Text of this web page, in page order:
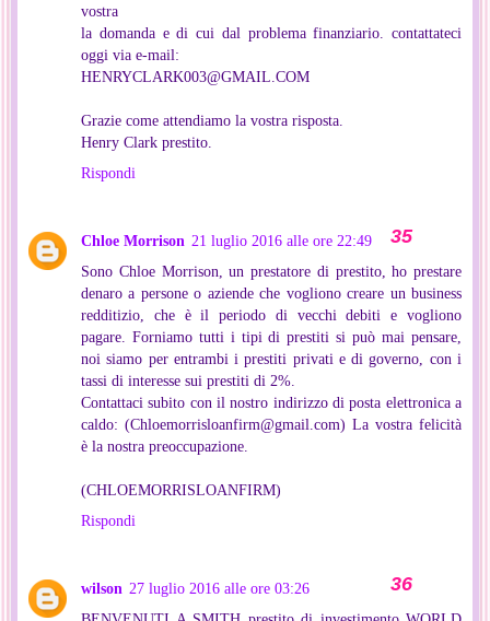
vostra
la domanda e di cui dal problema finanziario. contattateci
oggi via e-mail:
HENRYCLARK003@GMAIL.COM
Grazie come attendiamo la vostra risposta.
Henry Clark prestito.
Rispondi
Chloe Morrison 21 luglio 2016 alle ore 22:49
Sono Chloe Morrison, un prestatore di prestito, ho prestare
denaro a persone o aziende che vogliono creare un business
redditizio, che è il periodo di vecchi debiti e vogliono
pagare. Forniamo tutti i tipi di prestiti si può mai pensare,
noi siamo per entrambi i prestiti privati e di governo, con i
tassi di interesse sui prestiti di 2%.
Contattaci subito con il nostro indirizzo di posta elettronica a
caldo: (Chloemorrisloanfirm@gmail.com) La vostra felicità
è la nostra preoccupazione.
(CHLOEMORRISLOANFIRM)
Rispondi
wilson 27 luglio 2016 alle ore 03:26